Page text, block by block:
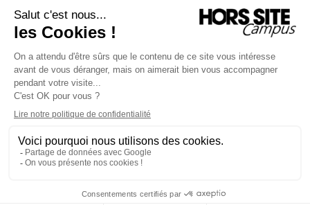
J'accepte de recevoir les informations du Groupe
HORS SITE
générales de vente|Politique de confidentialité|Plan du site